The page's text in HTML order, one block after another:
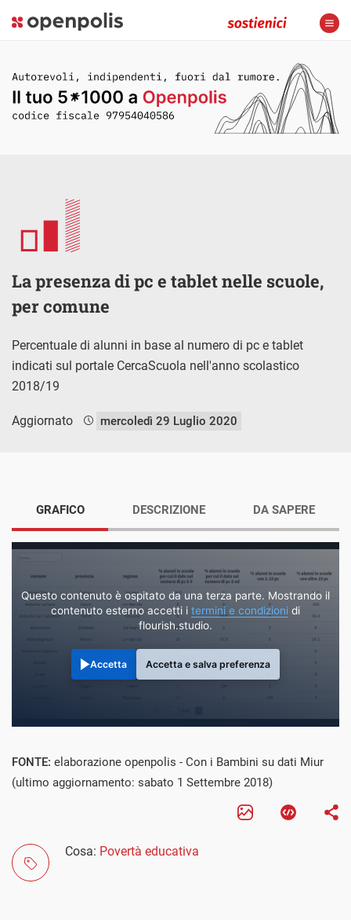
La presenza di pc e tablet nelle scuole,
per comune
Percentuale di alunni in base al numero di pc e tablet
indicati sul portale CercaScuola nell'anno scolastico
2018/19
Aggiornato mercoledì 29 Luglio 2020
GRAFICO
Questo contenuto è ospitato da una terza parte. Mostrando il
contenuto esterno accetti i termini e condizioni di
flourish.studio.
Accetta Accetta e salva preferenza
DESCRIZIONE DA SAPERE
FONTE: elaborazione openpolis - Con i Bambini su dati Miur
(ultimo aggiornamento: sabato 1 Settembre 2018)
Cosa: Povertà educativa